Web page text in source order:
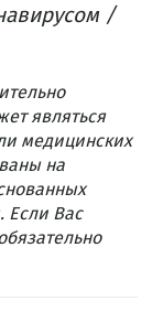
/
являться
медицинских
на
Если Вас